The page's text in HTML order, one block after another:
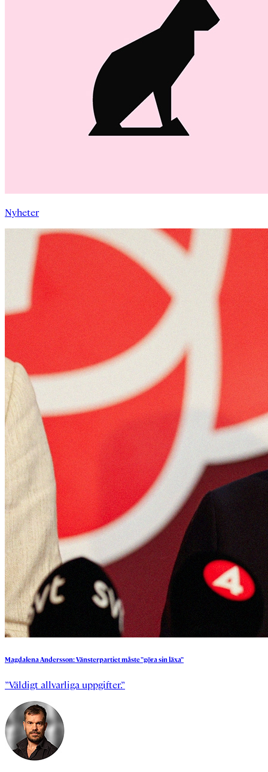
Nyheter
MagdalenaAndersson:Vänsterpartietmåste”görasinläxa”
”Väldigt allvarliga uppgifter.”